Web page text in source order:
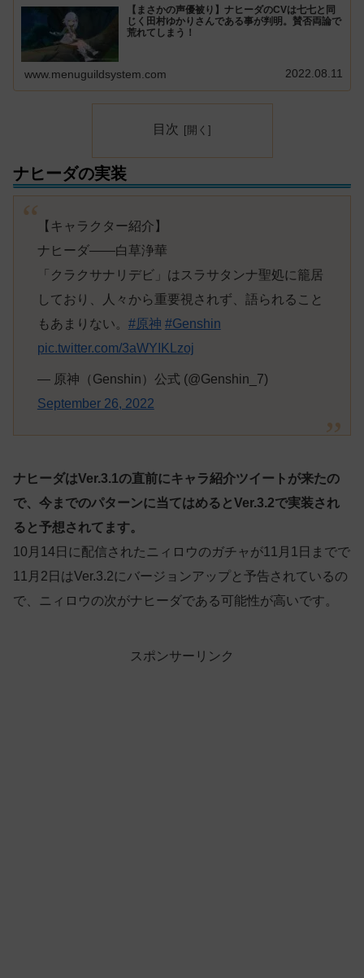
【まさかの声優被り】ナヒーダのCVは七七と同
じく田村ゆかりさんである事が判明。賛否両論で
荒れてしまう！
www.menuguildsystem.com 2022.08.11
目次
ナヒーダの実装
【キャラクター紹介】
ナヒーダ——白草浄華
「クラクサナリデビ」はスラサタンナ聖処に籠居
しており、人々から重要視されず、語られること
もあまりない。 #原神 #Genshin
pic.twitter.com/3aWYIKLzoj
— 原神（Genshin）公式 (@Genshin_7)
September 26, 2022
ナヒーダはVer.3.1の直前にキャラ紹介ツイートが来たの
で、今までのパターンに当てはめるとVer.3.2で実装され
ると予想されてます。
10月14日に配信されたニィロウのガチャが11月1日までで
11月2日はVer.3.2にバージョンアップと予告されているの
で、ニィロウの次がナヒーダである可能性が高いです。
スポンサーリンク